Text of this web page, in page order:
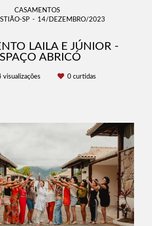
CASAMENTOS
SP
14/DEZEMBRO/2023
LAILA E JÚNIOR -
ABRICÓ
visualizações 0curtidas